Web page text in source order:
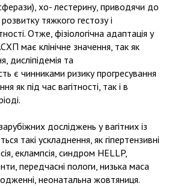
хо- лестерину, приводячи до
тяжкого гестозу і
Отже, фізіологічна адаптація у
має клінічне значення, так як
дисліпідемія та
є чинниками ризику прогресування
як під час вагітності, так і в
досліджень у вагітних із
такі ускладнення, як гіпертензивні
еклампсія, синдром HELLP,
передчасні пологи, низька маса
неонатальна жовтяниця.